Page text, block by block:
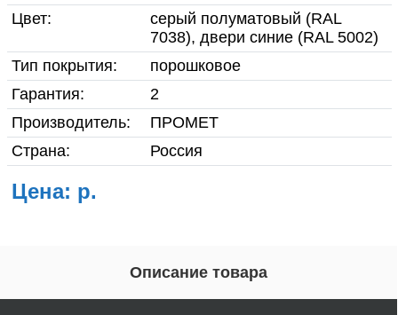
Вакансии
Реквизиты
Доставка
Контакты
Цвет:
cерый полуматовый (RAL
7038), двери синие (RAL 5002)
Тип покрытия:
порошковое
Гарантия:
2
Производитель:
ПРОМЕТ
Страна:
Россия
Цена: р.
Описание товара